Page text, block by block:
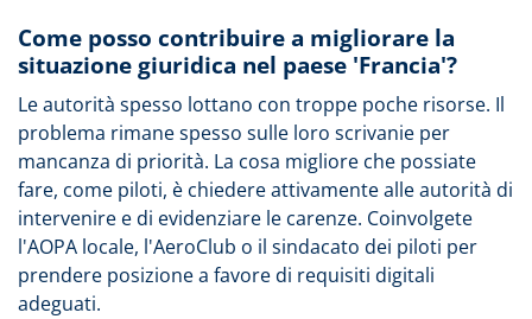
Come posso contribuire a migliorare la
situazione giuridica nel paese 'Francia'?
Le autorità spesso lottano con troppe poche risorse. Il
problema rimane spesso sulle loro scrivanie per
mancanza di priorità. La cosa migliore che possiate
fare, come piloti, è chiedere attivamente alle autorità di
intervenire e di evidenziare le carenze. Coinvolgete
l'AOPA locale, l'AeroClub o il sindacato dei piloti per
prendere posizione a favore di requisiti digitali
adeguati.